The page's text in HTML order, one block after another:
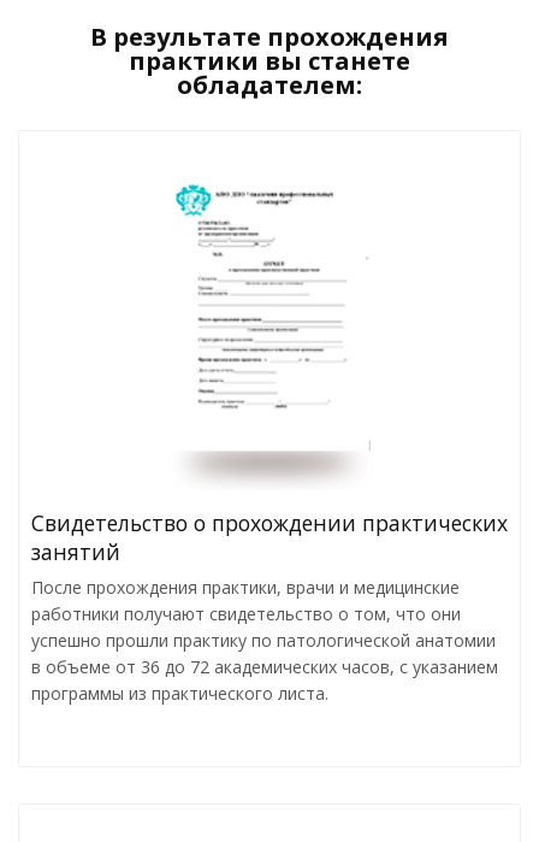
В результате прохождения
практики вы станете
обладателем:
Свидетельство о прохождении практических
занятий
После прохождения практики, врачи и медицинские
работники получают свидетельство о том, что они
успешно прошли практику по патологической анатомии
в объеме от 36 до 72 академических часов, с указанием
программы из практического листа.